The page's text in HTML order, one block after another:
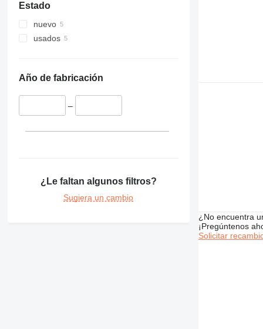
345
349
374
375
426
Estado
nuevo
usados
Año de fabricación
–
¿Le faltan algunos filtros?
Sugiera un cambio
¿No encuentra
¡Pregúntenos
Solicitar